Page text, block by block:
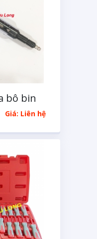
bô bin
Giá: Liên hệ